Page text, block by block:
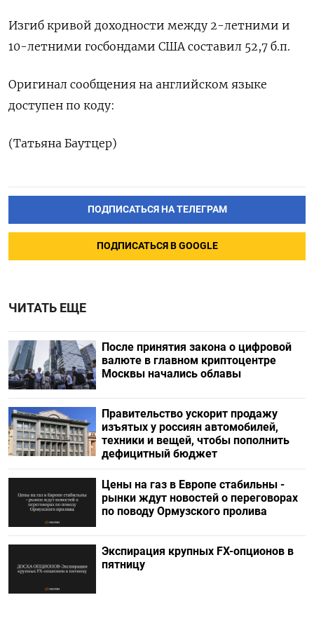
Изгиб кривой доходности между 2-летними и
10-летними госбондами США составил 52,7 б.п.
Оригинал сообщения на английском языке
доступен по коду:
(Татьяна Баутцер)
ПОДПИСАТЬСЯ НА ТЕЛЕГРАМ
ПОДПИСАТЬСЯ В GOOGLE
ЧИТАТЬ ЕЩЕ
После принятия закона о цифровой
валюте в главном криптоцентре
Москвы начались облавы
Правительство ускорит продажу
изъятых у россиян автомобилей,
техники и вещей, чтобы пополнить
дефицитный бюджет
Цены на газ в Европе стабильны -
рынки ждут новостей о переговорах
по поводу Ормузского пролива
Экспирация крупных FX-опционов в
пятницу